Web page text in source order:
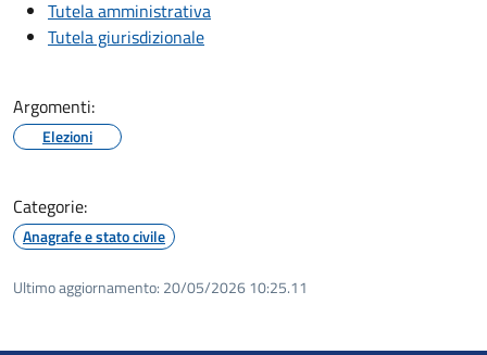
Tutela amministrativa
Tutela giurisdizionale
Argomenti:
Elezioni
Categorie:
Anagrafe e stato civile
Ultimo aggiornamento: 20/05/2026 10:25.11